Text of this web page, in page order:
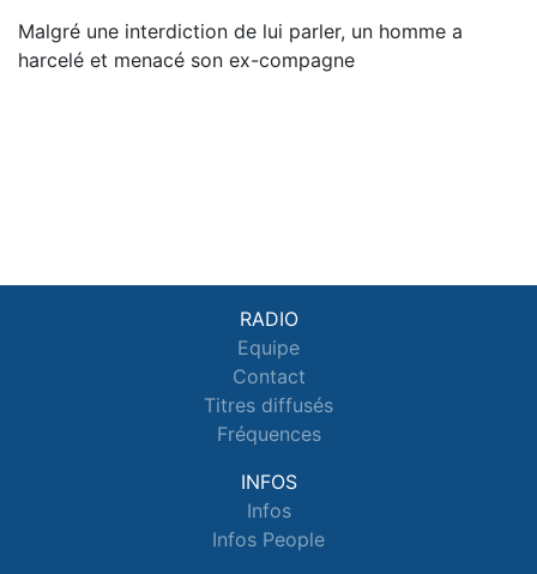
Malgré une interdiction de lui parler, un homme a
harcelé et menacé son ex-compagne
RADIO
Equipe
Contact
Titres diffusés
Fréquences
INFOS
Infos
Infos People